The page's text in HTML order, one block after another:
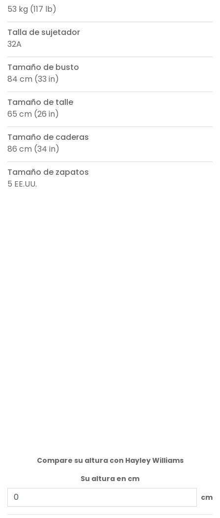
53 kg (117 lb)
Talla de sujetador
32A
Tamaño de busto
84 cm (33 in)
Tamaño de talle
65 cm (26 in)
Tamaño de caderas
86 cm (34 in)
Tamaño de zapatos
5 EE.UU.
Compare su altura con Hayley Williams
Su altura en cm
cm